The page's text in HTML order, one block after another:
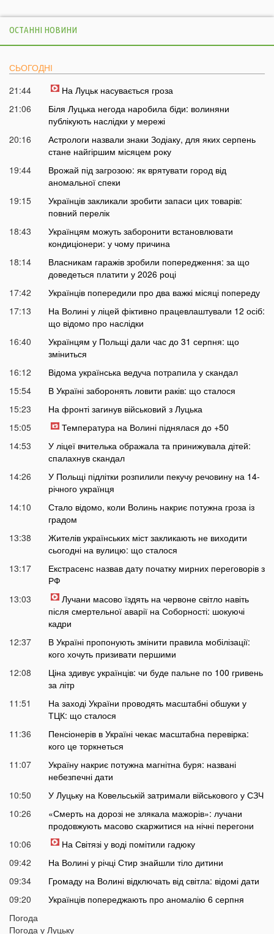
ОСТАННІ НОВИНИ
СЬОГОДНІ
21:44
На Луцьк насувається гроза
21:06
Біля Луцька негода наробила біди: волиняни
публікують наслідки у мережі
20:16
Астрологи назвали знаки Зодіаку, для яких серпень
стане найгіршим місяцем року
19:44
Врожай під загрозою: як врятувати город від
аномальної спеки
19:15
Українців закликали зробити запаси цих товарів:
повний перелік
18:43
Українцям можуть заборонити встановлювати
кондиціонери: у чому причина
18:14
Власникам гаражів зробили попередження: за що
доведеться платити у 2026 році
17:42
Українців попередили про два важкі місяці попереду
17:13
На Волині у ліцей фіктивно працевлаштували 12 осіб:
що відомо про наслідки
16:40
Українцям у Польщі дали час до 31 серпня: що
зміниться
16:12
Відома українська ведуча потрапила у скандал
15:54
В Україні заборонять ловити раків: що сталося
15:23
На фронті загинув військовий з Луцька
15:05
Температура на Волині піднялася до +50
14:53
У ліцеї вчителька ображала та принижувала дітей:
спалахнув скандал
14:26
У Польщі підлітки розпилили пекучу речовину на 14-
річного українця
14:10
Стало відомо, коли Волинь накриє потужна гроза із
градом
13:38
Жителів українських міст закликають не виходити
сьогодні на вулицю: що сталося
13:17
Екстрасенс назвав дату початку мирних переговорів з
РФ
13:03
Лучани масово їздять на червоне світло навіть
після смертельної аварії на Соборності: шокуючі
кадри
12:37
В Україні пропонують змінити правила мобілізації:
кого хочуть призивати першими
12:08
Ціна здивує українців: чи буде пальне по 100 гривень
за літр
11:51
На заході України проводять масштабні обшуки у
ТЦК: що сталося
11:36
Пенсіонерів в Україні чекає масштабна перевірка:
кого це торкнеться
11:07
Україну накриє потужна магнітна буря: названі
небезпечні дати
10:50
У Луцьку на Ковельській затримали військового у СЗЧ
10:26
«Смерть на дорозі не злякала мажорів»: лучани
продовжують масово скаржитися на нічні перегони
10:06
На Світязі у воді помітили гадюку
09:42
На Волині у річці Стир знайшли тіло дитини
09:34
Громаду на Волині відключать від світла: відомі дати
09:20
Українців попереджають про аномалію 6 серпня
09:05
вважався зниклим безвісти
Погода
Погода у Луцьку